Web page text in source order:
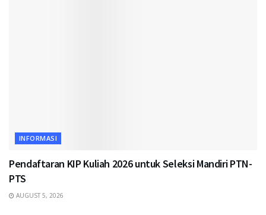
INFORMASI
Pendaftaran KIP Kuliah 2026 untuk Seleksi Mandiri PTN-
PTS
AUGUST 5, 2026